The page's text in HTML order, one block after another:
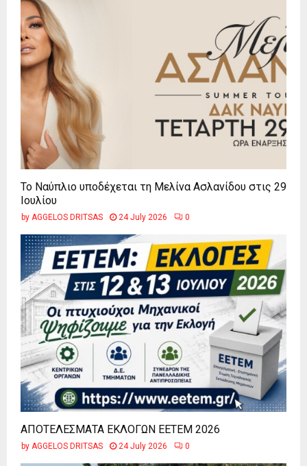
Το Ναύπλιο υποδέχεται τη Μελίνα Ασλανίδου στις 29
Ιουλίου
by AGGELOS DRITSAS 24 July 2026 0
ΑΠΟΤΕΛΕΣΜΑΤΑ ΕΚΛΟΓΩΝ ΕΕΤΕΜ 2026
by AGGELOS DRITSAS 24 July 2026 0